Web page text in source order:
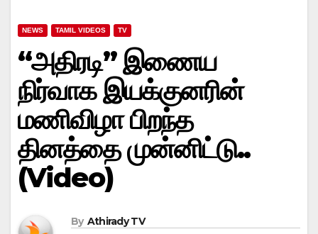
NEWS TAMIL VIDEOS TV
“அதிரடி” இணைய
நிர்வாக இயக்குனரின்
மணிவிழா பிறந்த
தினத்தை முன்னிட்டு..
(Video)
By Athirady TV